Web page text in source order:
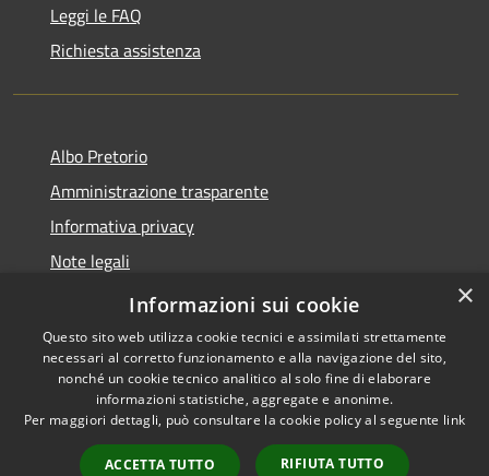
Leggi le FAQ
Richiesta assistenza
Albo Pretorio
Amministrazione trasparente
Informativa privacy
Note legali
Dichiarazione di accessibilità
Accessibilità
Copyright © 2026 • Comune di
San Ferdinando • Powered by
Municipium•
Accesso
×
Informazioni sui cookie
Questo sito web utilizza cookie tecnici e assimilati strettamente
necessari al corretto funzionamento e alla navigazione del sito,
nonché un cookie tecnico analitico al solo fine di elaborare
informazioni statistiche, aggregate e anonime.
Per maggiori dettagli, può consultare la cookie policy al seguente link
ACCETTA TUTTO RIFIUTA TUTTO